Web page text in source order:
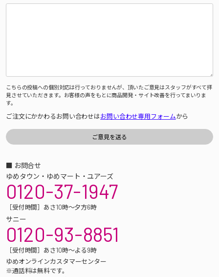
こちらの投稿への個別対応は行っておりませんが、頂いたご意見はスタッフがすべて拝
見させていただきます。お客様の声をもとに商品開発・サイト改善を行ってまいりま
す。
ご注文にかかわるお問い合わせはお問い合わせ専用フォームから
■ お問合せ
ゆめタウン・ゆめマート・ユアーズ
0120-37-1947
［受付時間］あさ10時～夕方6時
サニー
0120-93-8851
［受付時間］あさ10時～よる9時
ゆめオンラインカスタマーセンター
※通話料は無料です。